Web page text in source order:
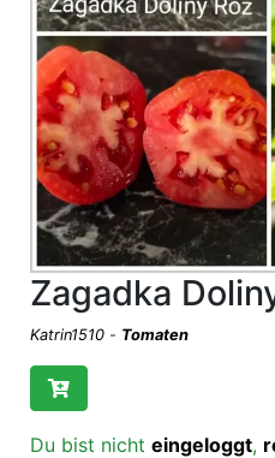
Zagadka
Katrin1510 - Tomaten
Du bist nicht eingeloggt,